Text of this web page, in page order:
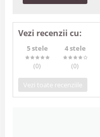
Vezi recenzii cu:
5 stele
(0)
4 stele
(0)
Vezi toate recenziile